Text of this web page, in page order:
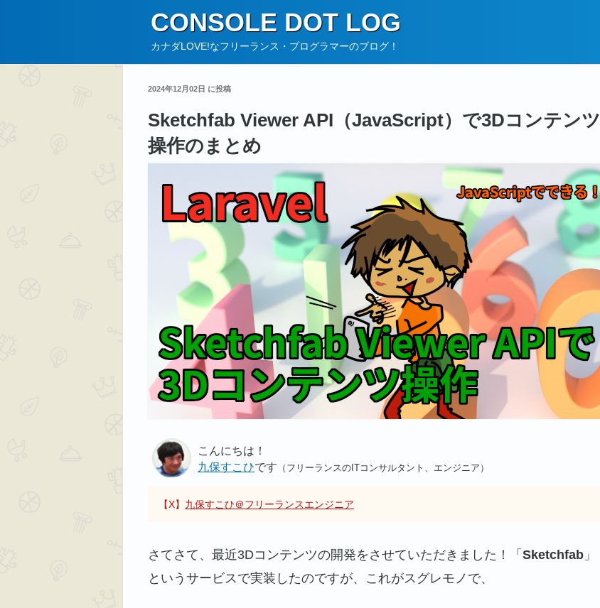
ン
CONSOLE DOT LOG
カナダLOVE!なフリーランス・プログラマーのブログ！
2024年12月02日 に投稿
Sketchfab Viewer API（JavaScript）で3Dコンテンツ
操作のまとめ
こんにちは！
九保すこひです （フリーランスのITコンサルタント、エンジニア）
【X】 九保すこひ＠フリーランスエンジニア
さてさて、最近3Dコンテンツの開発をさせていただきました！「Sketchfab 」
というサービスで実装したのですが、これがスグレモノで、